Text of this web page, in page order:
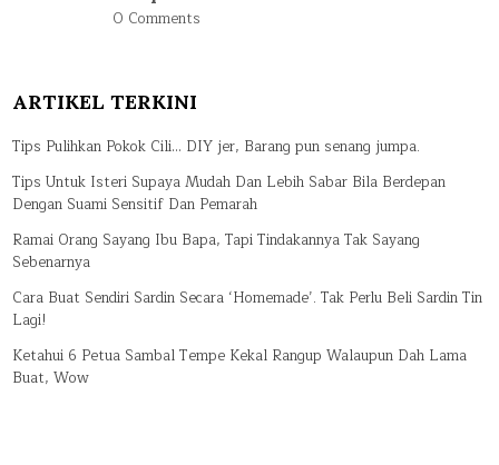
0 Comments
ARTIKEL TERKINI
Tips Pulihkan Pokok Cili… DIY jer, Barang pun senang jumpa.
Tips Untuk Isteri Supaya Mudah Dan Lebih Sabar Bila Berdepan
Dengan Suami Sensitif Dan Pemarah
Ramai Orang Sayang Ibu Bapa, Tapi Tindakannya Tak Sayang
Sebenarnya
Cara Buat Sendiri Sardin Secara ‘Homemade’. Tak Perlu Beli Sardin Tin
Lagi!
Ketahui 6 Petua Sambal Tempe Kekal Rangup Walaupun Dah Lama
Buat, Wow